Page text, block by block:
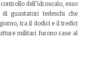
dell’idroscalo, esso
guastatori tedeschi che
tra il dodici e il tredici
militari furono rase al